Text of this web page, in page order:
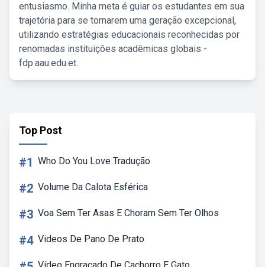
entusiasmo. Minha meta é guiar os estudantes em sua
trajetória para se tornarem uma geração excepcional,
utilizando estratégias educacionais reconhecidas por
renomadas instituições acadêmicas globais -
fdp.aau.edu.et.
Top Post
#1 Who Do You Love Tradução
#2 Volume Da Calota Esférica
#3 Voa Sem Ter Asas E Choram Sem Ter Olhos
#4 Videos De Pano De Prato